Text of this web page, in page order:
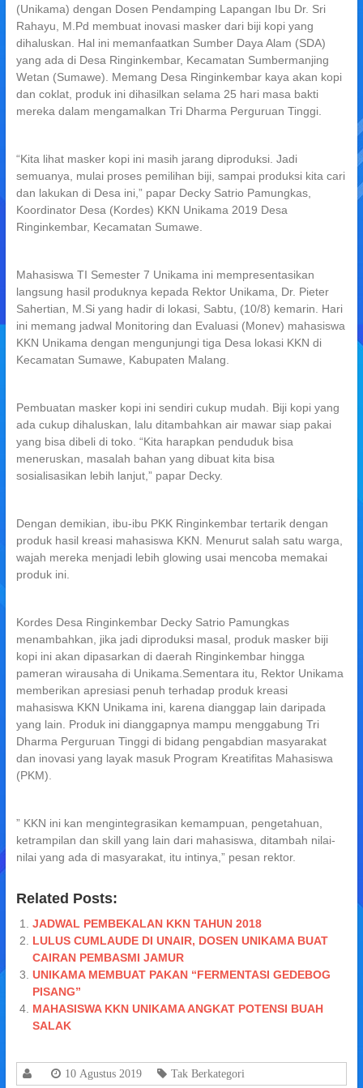
(Unikama) dengan Dosen Pendamping Lapangan Ibu Dr. Sri
Rahayu, M.Pd membuat inovasi masker dari biji kopi yang
dihaluskan. Hal ini memanfaatkan Sumber Daya Alam (SDA)
yang ada di Desa Ringinkembar, Kecamatan Sumbermanjing
Wetan (Sumawe). Memang Desa Ringinkembar kaya akan kopi
dan coklat, produk ini dihasilkan selama 25 hari masa bakti
mereka dalam mengamalkan Tri Dharma Perguruan Tinggi.
“Kita lihat masker kopi ini masih jarang diproduksi. Jadi
semuanya, mulai proses pemilihan biji, sampai produksi kita cari
dan lakukan di Desa ini,” papar Decky Satrio Pamungkas,
Koordinator Desa (Kordes) KKN Unikama 2019 Desa
Ringinkembar, Kecamatan Sumawe.
Mahasiswa TI Semester 7 Unikama ini mempresentasikan
langsung hasil produknya kepada Rektor Unikama, Dr. Pieter
Sahertian, M.Si yang hadir di lokasi, Sabtu, (10/8) kemarin. Hari
ini memang jadwal Monitoring dan Evaluasi (Monev) mahasiswa
KKN Unikama dengan mengunjungi tiga Desa lokasi KKN di
Kecamatan Sumawe, Kabupaten Malang.
Pembuatan masker kopi ini sendiri cukup mudah. Biji kopi yang
ada cukup dihaluskan, lalu ditambahkan air mawar siap pakai
yang bisa dibeli di toko. “Kita harapkan penduduk bisa
meneruskan, masalah bahan yang dibuat kita bisa
sosialisasikan lebih lanjut,” papar Decky.
Dengan demikian, ibu-ibu PKK Ringinkembar tertarik dengan
produk hasil kreasi mahasiswa KKN. Menurut salah satu warga,
wajah mereka menjadi lebih glowing usai mencoba memakai
produk ini.
Kordes Desa Ringinkembar Decky Satrio Pamungkas
menambahkan, jika jadi diproduksi masal, produk masker biji
kopi ini akan dipasarkan di daerah Ringinkembar hingga
pameran wirausaha di Unikama.Sementara itu, Rektor Unikama
memberikan apresiasi penuh terhadap produk kreasi
mahasiswa KKN Unikama ini, karena dianggap lain daripada
yang lain. Produk ini dianggapnya mampu menggabung Tri
Dharma Perguruan Tinggi di bidang pengabdian masyarakat
dan inovasi yang layak masuk Program Kreatifitas Mahasiswa
(PKM).
” KKN ini kan mengintegrasikan kemampuan, pengetahuan,
ketrampilan dan skill yang lain dari mahasiswa, ditambah nilai-
nilai yang ada di masyarakat, itu intinya,” pesan rektor.
Related Posts:
JADWAL PEMBEKALAN KKN TAHUN 2018
LULUS CUMLAUDE DI UNAIR, DOSEN UNIKAMA BUAT
CAIRAN PEMBASMI JAMUR
UNIKAMA MEMBUAT PAKAN “FERMENTASI GEDEBOG
PISANG”
MAHASISWA KKN UNIKAMA ANGKAT POTENSI BUAH
SALAK
10 Agustus 2019 Tak Berkategori